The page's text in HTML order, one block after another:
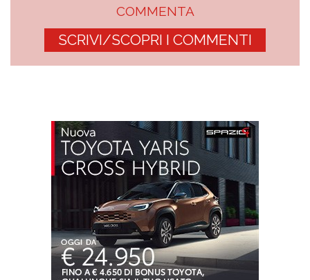
COMMENTA
SCRIVI/SCOPRI I COMMENTI